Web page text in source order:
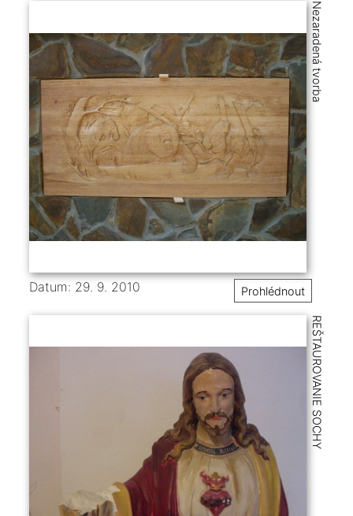
Nezaradená tvorba
Datum: 29. 9. 2010 Prohlédnout
REŠTAUROVANIE SOCHY